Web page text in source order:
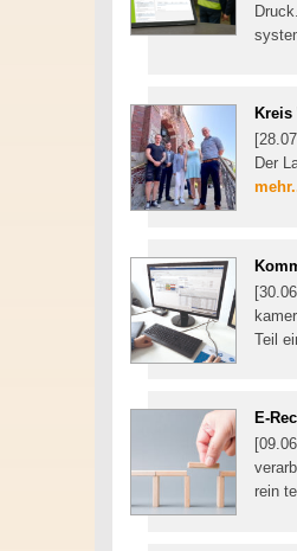
Der
Teil
E-
rein